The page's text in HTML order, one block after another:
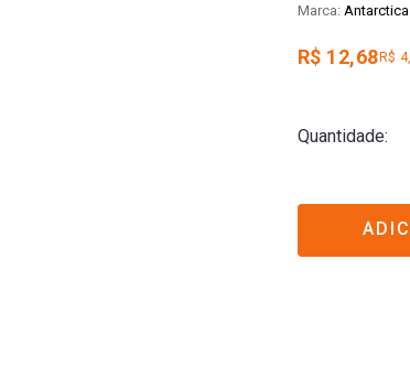
Antarctica
R$ 12,68R$
Quantidade